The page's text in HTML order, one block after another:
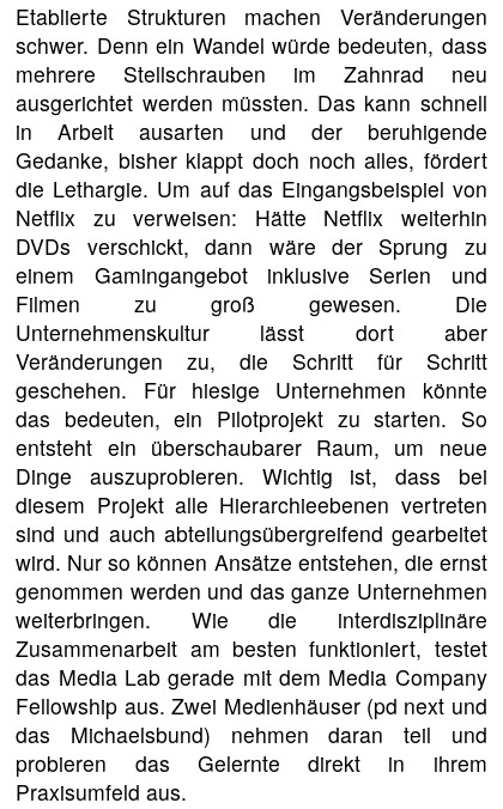
Etablierte Strukturen machen Veränderungen
schwer. Denn ein Wandel würde bedeuten, dass
mehrere Stellschrauben im Zahnrad neu
ausgerichtet werden müssten. Das kann schnell
in Arbeit ausarten und der beruhigende
Gedanke, bisher klappt doch noch alles, fördert
die Lethargie. Um auf das Eingangsbeispiel von
Netflix zu verweisen: Hätte Netflix weiterhin
DVDs verschickt, dann wäre der Sprung zu
einem Gamingangebot inklusive Serien und
Filmen zu groß gewesen. Die
Unternehmenskultur lässt dort aber
Veränderungen zu, die Schritt für Schritt
geschehen. Für hiesige Unternehmen könnte
das bedeuten, ein Pilotprojekt zu starten. So
entsteht ein überschaubarer Raum, um neue
Dinge auszuprobieren. Wichtig ist, dass bei
diesem Projekt alle Hierarchieebenen vertreten
sind und auch abteilungsübergreifend gearbeitet
wird. Nur so können Ansätze entstehen, die ernst
genommen werden und das ganze Unternehmen
weiterbringen. Wie die interdisziplinäre
Zusammenarbeit am besten funktioniert, testet
das Media Lab gerade mit dem Media Company
Fellowship aus. Zwei Medienhäuser (pd next und
das Michaelsbund) nehmen daran teil und
probieren das Gelernte direkt in ihrem
Praxisumfeld aus.